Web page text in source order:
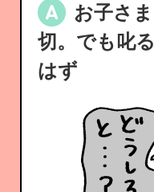
お子さ
切。でも叱
はず